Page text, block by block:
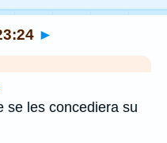
►
se les concediera su